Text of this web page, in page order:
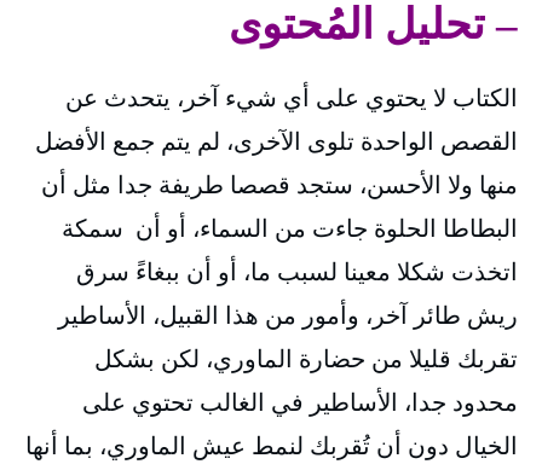
– تحليل المُحتوى
الكتاب لا يحتوي على أي شيء آخر، يتحدث عن
القصص الواحدة تلوى الآخرى، لم يتم جمع الأفضل
منها ولا الأحسن، ستجد قصصا طريفة جدا مثل أن
البطاطا الحلوة جاءت من السماء، أو أن سمكة
اتخذت شكلا معينا لسبب ما، أو أن ببغاءً سرق
ريش طائر آخر، وأمور من هذا القبيل، الأساطير
تقربك قليلا من حضارة الماوري، لكن بشكل
محدود جدا، الأساطير في الغالب تحتوي على
الخيال دون أن تُقربك لنمط عيش الماوري، بما أنها